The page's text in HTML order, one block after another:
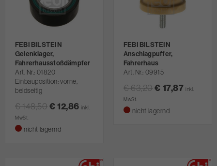
FEBI BILSTEIN
Gelenklager,
Fahrerhausstoßdämpfer
Art. Nr. 01820
Einbauposition: vorne,
beidseitig
€ 148,50€ 12,86 inkl.
MwSt.
nicht lagernd
FEBI BILSTEIN
Anschlagpuffer,
Fahrerhaus
Art. Nr. 09915
€ 63,20€ 17,87 inkl.
MwSt.
nicht lagernd